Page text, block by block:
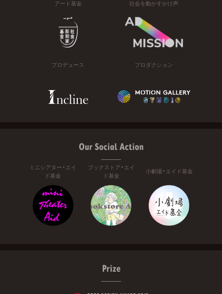
アート基金 社会を動かすかけ声
プロデュース プロダクション
Our Social Action
ミニシアター・エイ
ド基金
ブックストア・エイ
ド基金
小劇場・エイド基金
Prize